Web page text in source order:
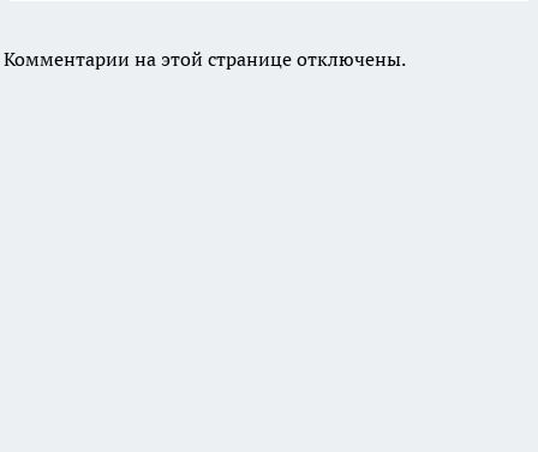
Комментарии на этой странице отключены.